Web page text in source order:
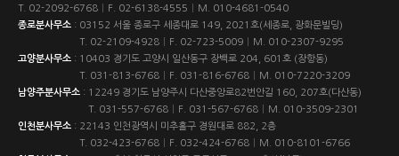
T. 02-2092-6768 F. 02-6138-4555 M. 010-4681-0540
종로분사무소 : 03152 서울 종로구 세종대로 149, 2021호(세종로, 광화문빌딩)
T. 02-2109-4928 F. 02-723-5009 M. 010-2307-9295
고양분사무소 : 10403 경기도 고양시 일산동구 장백로 204, 601호 (장항동)
T. 031-813-6768 F. 031-816-6768 M. 010-7220-3209
남양주분사무소 : 12249 경기도 남양주시 다산중앙로82번안길 160, 207호(다산동)
T. 031-557-6768 F. 031-567-6768 M. 010-3509-2301
인천분사무소 : 22143 인천광역시 미추홀구 경원대로 882, 2층
T. 032-423-6768 F. 032-424-6768 M. 010-8101-6766